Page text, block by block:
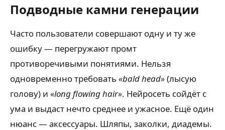
Подводные камни генерации
Часто пользователи совершают одну и ту же
ошибку — перегружают промт
противоречивыми понятиями. Нельзя
одновременно требовать «bald head»(лысую
голову) и «long flowing hair». Нейросеть сойдёт с
ума и выдаст нечто среднее и ужасное. Ещё один
нюанс — аксессуары. Шляпы, заколки, диадемы.